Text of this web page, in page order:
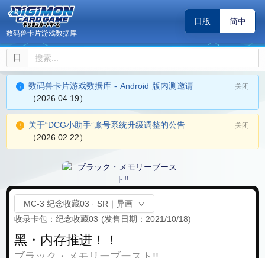
数码兽卡片游戏数据库
日版 简中
日
数码兽卡片游戏数据库 - Android 版内测邀请
（2026.04.19）
关闭
关于“DCG小助手”账号系统升级调整的公告
（2026.02.22）
关闭
收录卡包：纪念收藏03 (发售日期：2021/10/18)
MC-3 纪念收藏03 · SR｜异画
黑・内存推进！！